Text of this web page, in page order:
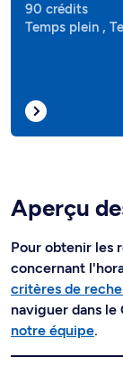
90 crédits
Temps plein ,
Aperçu
Pour obtenir les
concernant
critères de
naviguer dans
notre équipe.